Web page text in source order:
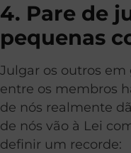
4. Pare de
pequenas
Julgar os outros
entre os membros
de nós realmente
de nós vão à Lei
definir um recorde: